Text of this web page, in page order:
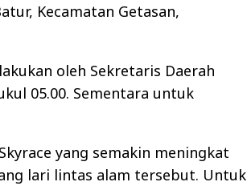
Kecamatan Getasan,
oleh Sekretaris Daerah
05.00. Sementara untuk
yang semakin meningkat
lari lintas alam tersebut. Untuk